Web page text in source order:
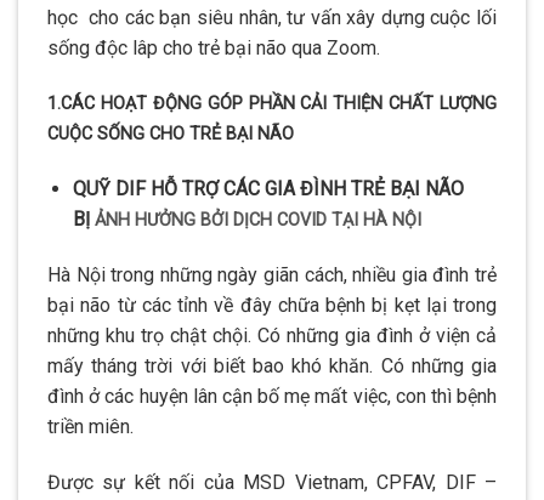
học cho các bạn siêu nhân, tư vấn xây dựng cuộc lối
sống độc lâp cho trẻ bại não qua Zoom.
1.CÁC HOẠT ĐỘNG GÓP PHẦN CẢI THIỆN CHẤT LƯỢNG
CUỘC SỐNG CHO TRẺ BẠI NÃO
QUỸ DIF HỖ TRỢ CÁC GIA ĐÌNH TRẺ BẠI NÃO
BỊ ẢNH HƯỞNG BỞI DỊCH COVID TẠI HÀ NỘI
Hà Nội trong những ngày giãn cách, nhiều gia đình trẻ
bại não từ các tỉnh về đây chữa bệnh bị kẹt lại trong
những khu trọ chật chội. Có những gia đình ở viện cả
mấy tháng trời với biết bao khó khăn. Có những gia
đình ở các huyện lân cận bố mẹ mất việc, con thì bệnh
triền miên.
Được sự kết nối của MSD Vietnam, CPFAV, DIF –